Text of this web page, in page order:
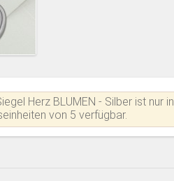
Herz BLUMEN - Silber ist nur in
von 5 verfügbar.